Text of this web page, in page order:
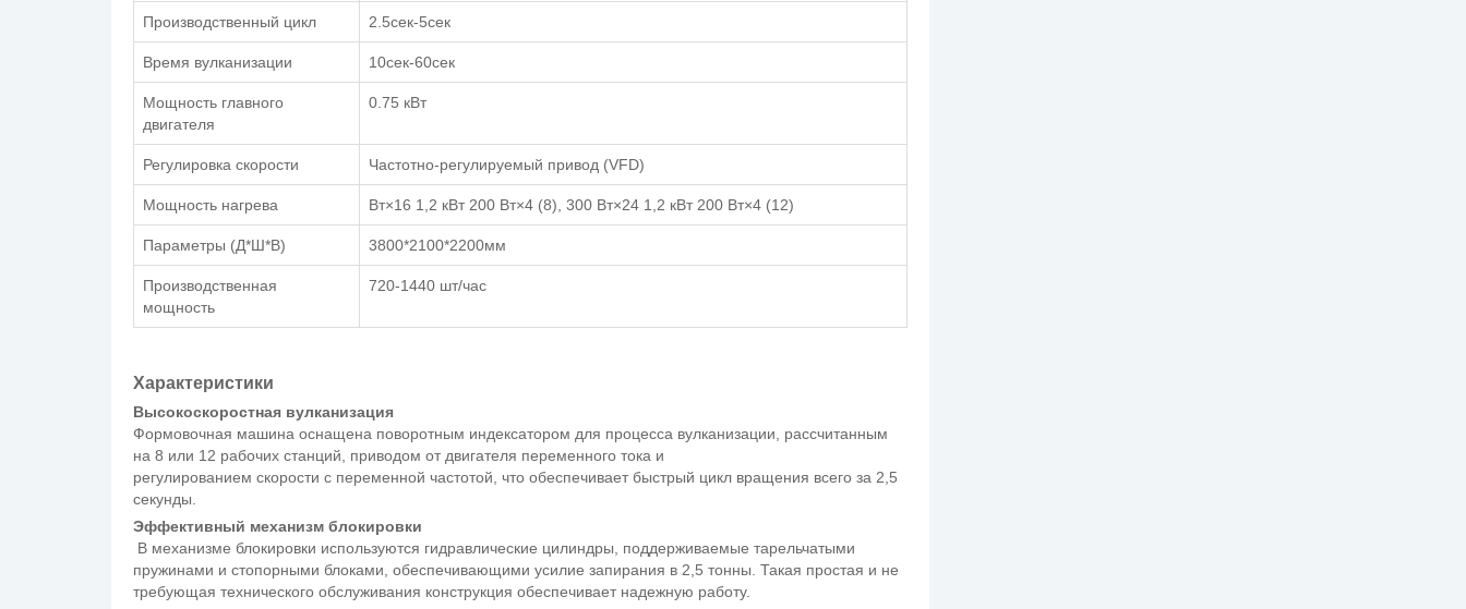
Производственный цикл 2.5сек-5сек
Время вулканизации 10сек-60сек
Мощность главного
двигателя
0.75 кВт
Регулировка скорости Частотно-регулируемый привод (VFD)
Мощность нагрева Вт×16 1,2 кВт 200 Вт×4 (8), 300 Вт×24 1,2 кВт 200 Вт×4 (12)
Параметры (Д*Ш*В) 3800*2100*2200мм
Производственная
мощность
720-1440 шт/час
Характеристики
Высокоскоростная вулканизация
Формовочная машина оснащена поворотным индексатором для процесса вулканизации, рассчитанным
на 8 или 12 рабочих станций, приводом от двигателя переменного тока и
регулированием скорости с переменной частотой, что обеспечивает быстрый цикл вращения всего за 2,5
секунды.
Эффективный механизм блокировки
В механизме блокировки используются гидравлические цилиндры, поддерживаемые тарельчатыми
пружинами и стопорными блоками, обеспечивающими усилие запирания в 2,5 тонны. Такая простая и не
требующая технического обслуживания конструкция обеспечивает надежную работу.